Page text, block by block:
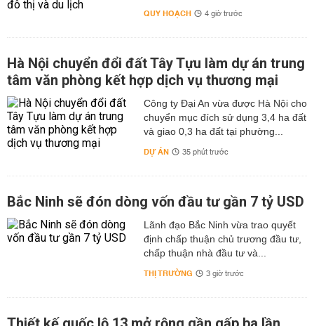
QUY HOẠCH 4 giờ trước
Hà Nội chuyển đổi đất Tây Tựu làm dự án trung
tâm văn phòng kết hợp dịch vụ thương mại
Công ty Đại An vừa được Hà Nội cho
chuyển mục đích sử dụng 3,4 ha đất
và giao 0,3 ha đất tại phường...
DỰ ÁN 35 phút trước
Bắc Ninh sẽ đón dòng vốn đầu tư gần 7 tỷ USD
Lãnh đạo Bắc Ninh vừa trao quyết
định chấp thuận chủ trương đầu tư,
chấp thuận nhà đầu tư và...
THỊ TRƯỜNG 3 giờ trước